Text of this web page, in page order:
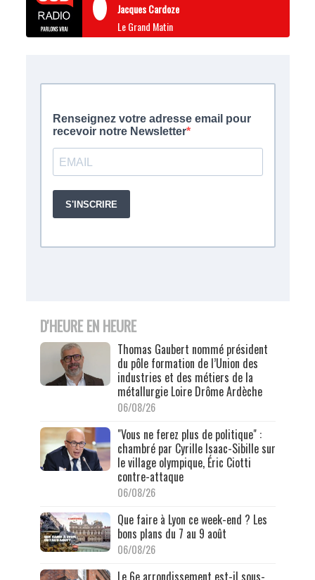
Jacques Cardoze
Le Grand Matin
D'HEURE EN HEURE
Thomas Gaubert nommé président
du pôle formation de l’Union des
industries et des métiers de la
métallurgie Loire Drôme Ardèche
06/08/26
"Vous ne ferez plus de politique" :
chambré par Cyrille Isaac-Sibille sur
le village olympique, Éric Ciotti
contre-attaque
06/08/26
Que faire à Lyon ce week-end ? Les
bons plans du 7 au 9 août
06/08/26
Le 6e arrondissement est-il sous-